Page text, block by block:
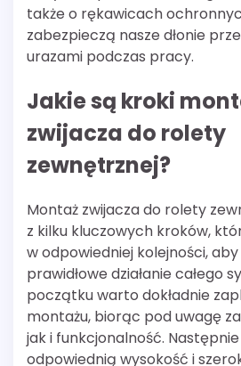
także o rękawicach
zabezpieczą nasze dłonie
urazami podczas pracy.
Jakie są kroki
zwijacza do rolety
zewnętrznej?
Montaż zwijacza do rolety
z kilku kluczowych kroków,
w odpowiedniej kolejności,
prawidłowe działanie całego
początku warto dokładnie
montażu, biorąc pod uwagę
jak i funkcjonalność.
odpowiednią wysokość i